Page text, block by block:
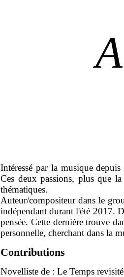
Intéressé par la musique
Ces deux passions, plus que
thématiques.
Auteur/compositeur dans le
indépendant durant l'été 2017.
pensée. Cette dernière trouve
personnelle, cherchant dans la
Contributions
Novelliste de : Le Temps revisité